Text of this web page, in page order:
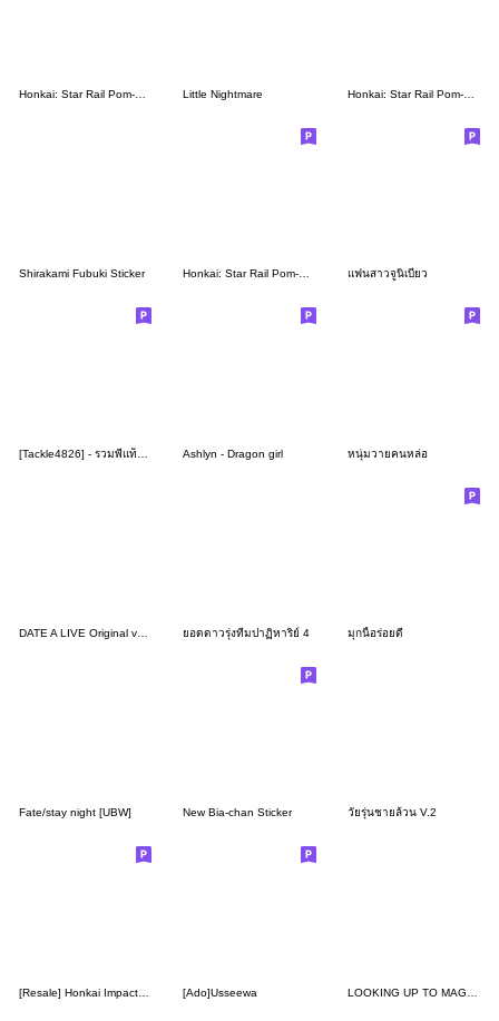
Little Nightmare Honkai: Star Rail Pom-Pom Gallery Set 09
Shirakami Fubuki Sticker Honkai: Star Rail Pom-Pom Gallery Set 13 แฟนสาวจูนิเบียว
Ashlyn - Dragon girl หนุ่มวายคนหล่อ
ยอดดาวรุ่งทีมปาฏิหาริย์ 4 มุกนี้อร่อยดี
Fate/stay night [UBW] New Bia-chan Sticker วัยรุ่นชายล้วน V.2
[Ado]Usseewa